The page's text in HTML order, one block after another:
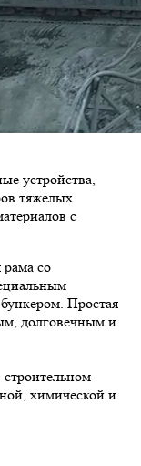
устройства,
тяжелых
с
рама со
Простая
долговечным и
химической и